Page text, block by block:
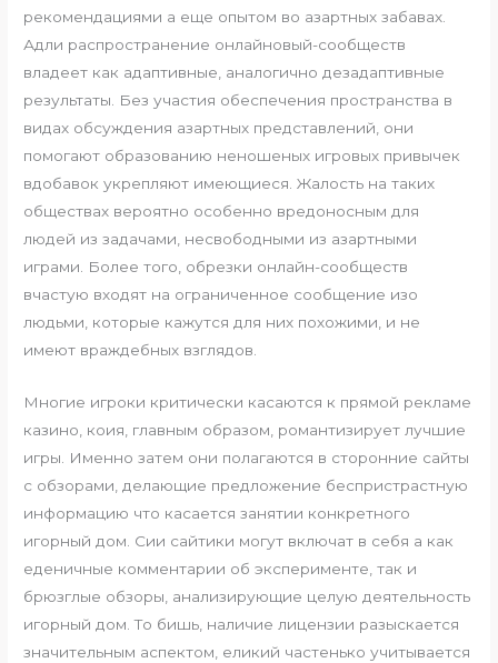
рекомендациями а еще опытом во азартных забавах.
Адли распространение онлайновый-сообществ
владеет как адаптивные, аналогично дезадаптивные
результаты. Без участия обеспечения пространства в
видах обсуждения азартных представлений, они
помогают образованию неношеных игровых привычек
вдобавок укрепляют имеющиеся. Жалость на таких
обществах вероятно особенно вредоносным для
людей из задачами, несвободными из азартными
играми. Более того, обрезки онлайн-сообществ
вчастую входят на ограниченное сообщение изо
людьми, которые кажутся для них похожими, и не
имеют враждебных взглядов.
Многие игроки критически касаются к прямой рекламе
казино, коия, главным образом, романтизирует лучшие
игры. Именно затем они полагаются в сторонние сайты
с обзорами, делающие предложение беспристрастную
информацию что касается занятии конкретного
игорный дом. Сии сайтики могут включат в себя а как
еденичные комментарии об эксперименте, так и
брюзглые обзоры, анализирующие целую деятельность
игорный дом. То бишь, наличие лицензии разыскается
значительным аспектом, еликий частенько учитывается